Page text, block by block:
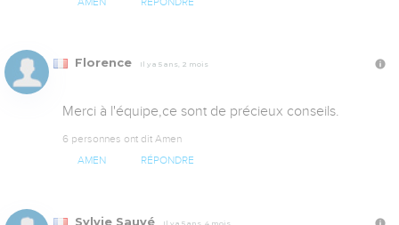
AMEN RÉPONDRE
Florence Il y a 5 ans, 2 mois
Merci à l'équipe,ce sont de précieux conseils.
6 personnes ont dit Amen
AMEN RÉPONDRE
Sylvie Sauvé Il y a 5 ans, 4 mois